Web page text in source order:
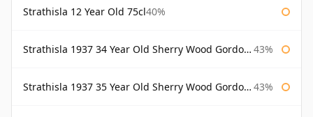
Strathisla 12 Year Old 75cl40%
Strathisla 1937 34 Year Old Sherry Wood Gordon & Macphail Connoisseurs Choice 43%
Strathisla 1937 35 Year Old Sherry Wood Gordon & Macphail Connoisseurs Choice 43%